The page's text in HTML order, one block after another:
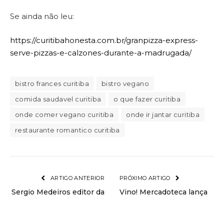
Se ainda não leu:
https://curitibahonesta.com.br/granpizza-express-
serve-pizzas-e-calzones-durante-a-madrugada/
bistro frances curitiba
bistro vegano
comida saudavel curitiba
o que fazer curitiba
onde comer vegano curitiba
onde ir jantar curitiba
restaurante romantico curitiba
ARTIGO ANTERIOR
Sergio Medeiros editor da
PRÓXIMO ARTIGO
Vino! Mercadoteca lança